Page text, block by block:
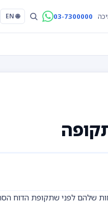
03-7300000
🌐 EN
שלהם לפני שתקופת הדוח